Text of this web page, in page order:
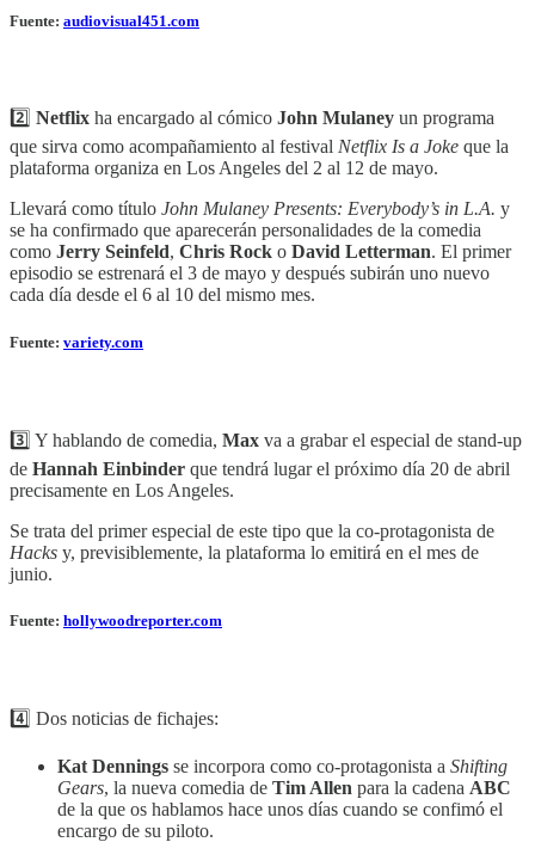
Fuente: audiovisual451.com
2️⃣ Netflix ha encargado al cómico John Mulaney un programa
que sirva como acompañamiento al festival Netflix Is a Joke que la
plataforma organiza en Los Angeles del 2 al 12 de mayo.
Llevará como título John Mulaney Presents: Everybody’s in L.A. y
se ha confirmado que aparecerán personalidades de la comedia
como Jerry Seinfeld, Chris Rock o David Letterman. El primer
episodio se estrenará el 3 de mayo y después subirán uno nuevo
cada día desde el 6 al 10 del mismo mes.
Fuente: variety.com
3️⃣ Y hablando de comedia, Max va a grabar el especial de stand-up
de Hannah Einbinder que tendrá lugar el próximo día 20 de abril
precisamente en Los Angeles.
Se trata del primer especial de este tipo que la co-protagonista de
Hacks y, previsiblemente, la plataforma lo emitirá en el mes de
junio.
Fuente: hollywoodreporter.com
4️⃣ Dos noticias de fichajes:
Kat Dennings se incorpora como co-protagonista a Shifting
Gears, la nueva comedia de Tim Allen para la cadena ABC
de la que os hablamos hace unos días cuando se confimó el
encargo de su piloto.